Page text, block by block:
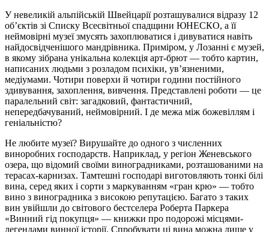
У невеликій альпійській Швейцарії розташувалися відразу 12
об’єктів зі Списку Всесвітньої спадщини ЮНЕСКО, а її
неймовірні музеї змусять захоплюватися і дивуватися навіть
найдосвідченішого мандрівника. Приміром, у Лозанні є музей,
в якому зібрана унікальна колекція арт-брют — тобто картин,
написаних людьми з розладом психіки, ув’язненими,
медіумами. Чотири поверхи й чотири години постійного
здивування, захоплення, вивчення. Представлені роботи — це
паралельний світ: загадковий, фантастичний,
непередбачуваний, неймовірний. І де межа між божевіллям і
геніальністю?
Не любите музеї? Вирушайте до одного з численних
виноробних господарств. Наприклад, у регіон Женевського
озера, що відомий своїми виноградниками, розташованими на
терасах-карнизах. Тамтешні господарі виготовляють тонкі білі
вина, серед яких і сорти з маркуванням «гран крю» — тобто
вино з виноградника з високою репутацією. Багато з таких
вин увійшли до світового бестселера Роберта Паркера
«Винний гід покупця» — книжки про подорожі місцями-
легендами винної історії. Спробувати ці вина можна лише у